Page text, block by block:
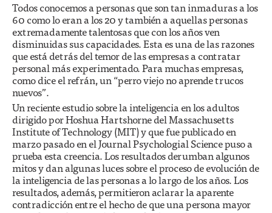
Todos conocemos a personas que son tan inmaduras a los
60 como lo eran a los 20 y también a aquellas personas
extremadamente talentosas que con los años ven
disminuidas sus capacidades. Esta es una de las razones
que está detrás del temor de las empresas a contratar
personal más experimentado. Para muchas empresas,
como dice el refrán, un “perro viejo no aprende trucos
nuevos”.
Un reciente estudio sobre la inteligencia en los adultos
dirigido por Hoshua Hartshorne del Massachusetts
Institute of Technology (MIT) y que fue publicado en
marzo pasado en el Journal Psychologial Science puso a
prueba esta creencia. Los resultados derumban algunos
mitos y dan algunas luces sobre el proceso de evolución de
la inteligencia de las personas a lo largo de los años. Los
resultados, además, permitieron aclarar la aparente
contradicción entre el hecho de que una persona mayor